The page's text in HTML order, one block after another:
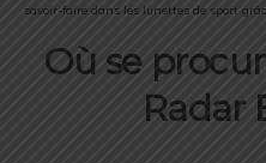
savoir-faire dans les lunettes de sport
Où se
Radar